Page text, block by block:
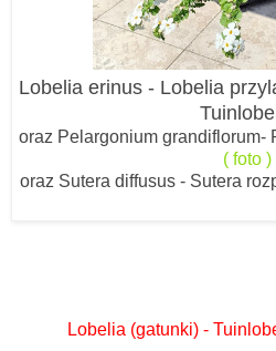
Lobelia erinus - Lobelia
oraz Pelargonium
( foto )
oraz Sutera diffusus - Sutera
Lobelia (gatunki) -